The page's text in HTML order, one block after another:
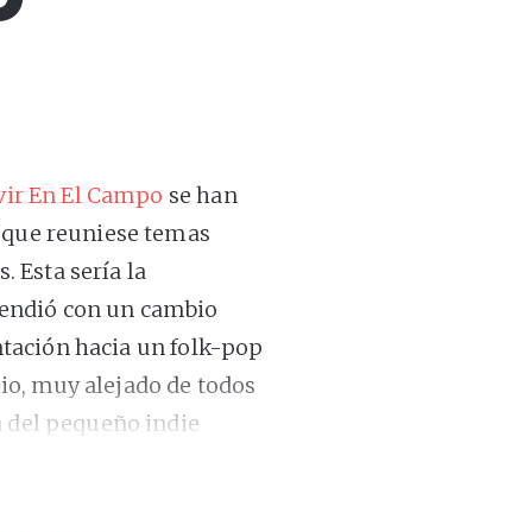
En El Campo se han
reuniese temas
Esta sería la
con un cambio
hacia un folk-pop
muy alejado de todos
del pequeño indie